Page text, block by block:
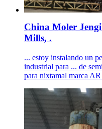
China Moler
Mills, .
... estoy instalando un
industrial para ... de
para nixtamal marca